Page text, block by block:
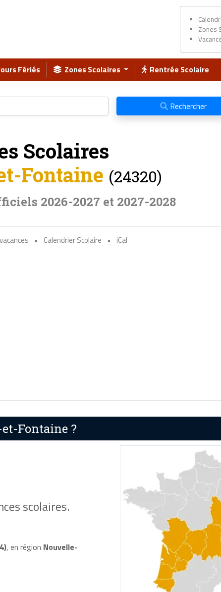
Zones
Fériés Zones Scolaires Rentrée Scolaire
Rechercher
Scolaires
Fontaine (24320)
2026-2027 et 2027-2028
• Calendrier Scolaire • iCal
Fontaine ?
scolaires.
, en région Nouvelle-